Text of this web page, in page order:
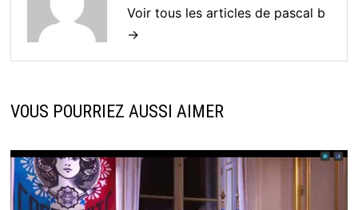
Voir tous les articles de pascal b
→
VOUS POURRIEZ AUSSI AIMER